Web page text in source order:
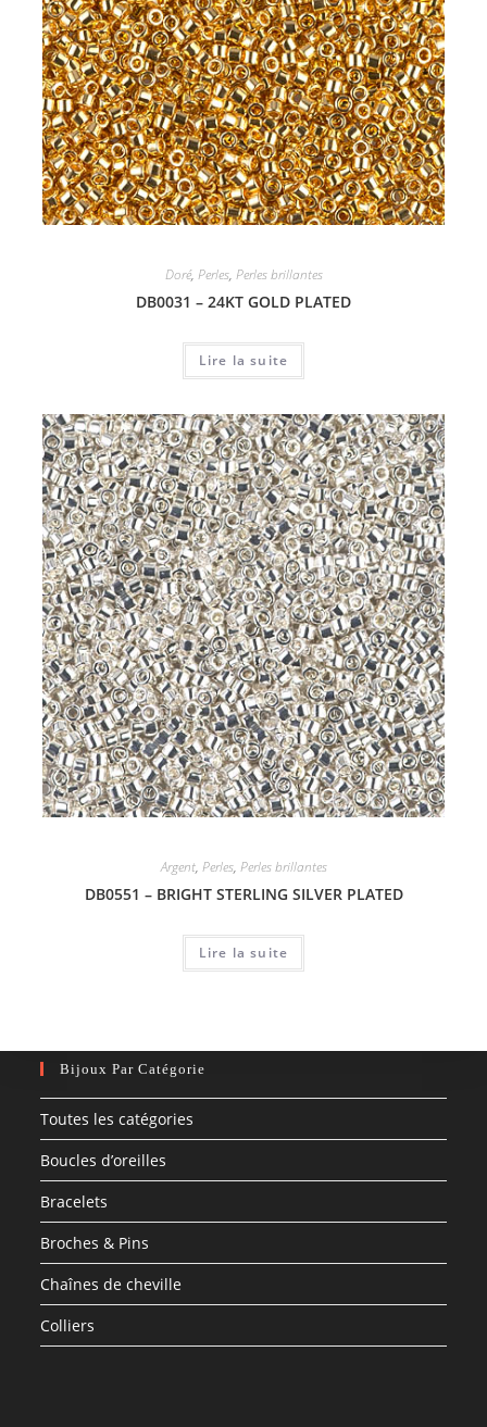
Doré, Perles, Perles brillantes
DB0031 – 24KT GOLD PLATED
Lire la suite
Argent, Perles, Perles brillantes
DB0551 – BRIGHT STERLING SILVER PLATED
Lire la suite
Bijoux Par Catégorie
Toutes les catégories
Boucles d’oreilles
Bracelets
Broches & Pins
Chaînes de cheville
Colliers